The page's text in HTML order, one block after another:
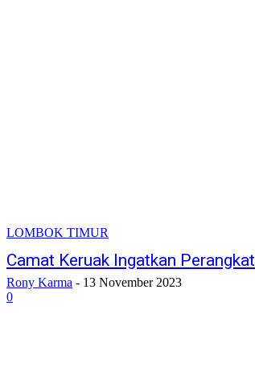
LOMBOK TIMUR
Camat Keruak Ingatkan
Rony Karma - 13 November 2023
0